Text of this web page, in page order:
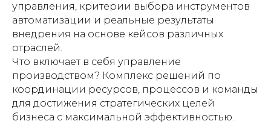
управления, критерии выбора инструментов
автоматизации и реальные результаты
внедрения на основе кейсов различных
отраслей.
Что включает в себя управление
производством? Комплекс решений по
координации ресурсов, процессов и команды
для достижения стратегических целей
бизнеса с максимальной эффективностью.